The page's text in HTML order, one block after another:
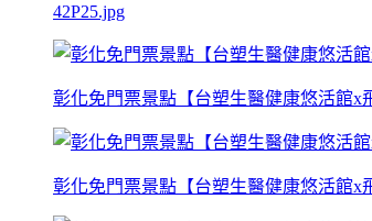
42P25.jpg
彰化免門票景點【台塑生醫健康悠活館
彰化免門票景點【台塑生醫健康悠活館